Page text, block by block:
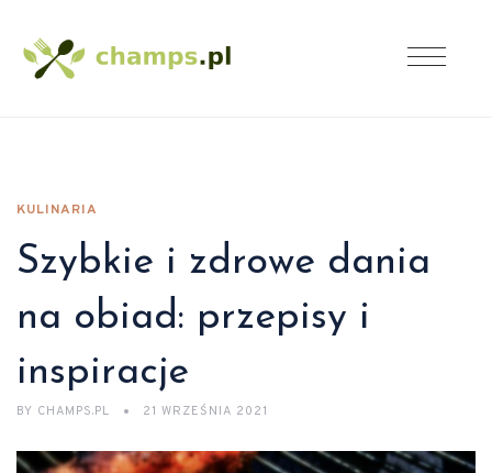
KULINARIA
Szybkie i zdrowe dania
na obiad: przepisy i
inspiracje
BY CHAMPS.PL 21 WRZEŚNIA 2021